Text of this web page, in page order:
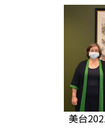
美台